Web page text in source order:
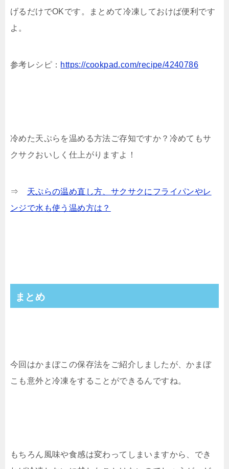
げるだけでOKです。まとめて冷凍しておけば便利です
よ。
参考レシピ： https://cookpad.com/recipe/4240786
冷めた天ぷらを温める方法ご存知ですか？冷めてもサ
クサクおいしく仕上がりますよ！
⇒ 天ぷらの温め直し方、サクサクにフライパンやレ
ンジで水も使う温め方は？
まとめ
今回はかまぼこの保存法をご紹介しましたが、かまぼ
こも意外と冷凍をすることができるんですね。
もちろん風味や食感は変わってしまいますから、でき